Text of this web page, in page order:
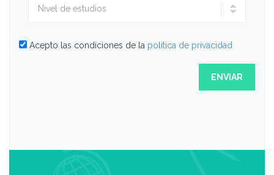
Acepto las condiciones de la politica de privacidad